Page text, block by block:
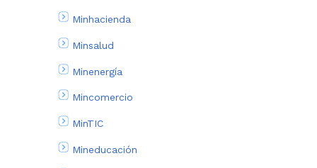
Minhacienda
Minsalud
Minenergía
Mincomercio
MinTIC
Mineducación